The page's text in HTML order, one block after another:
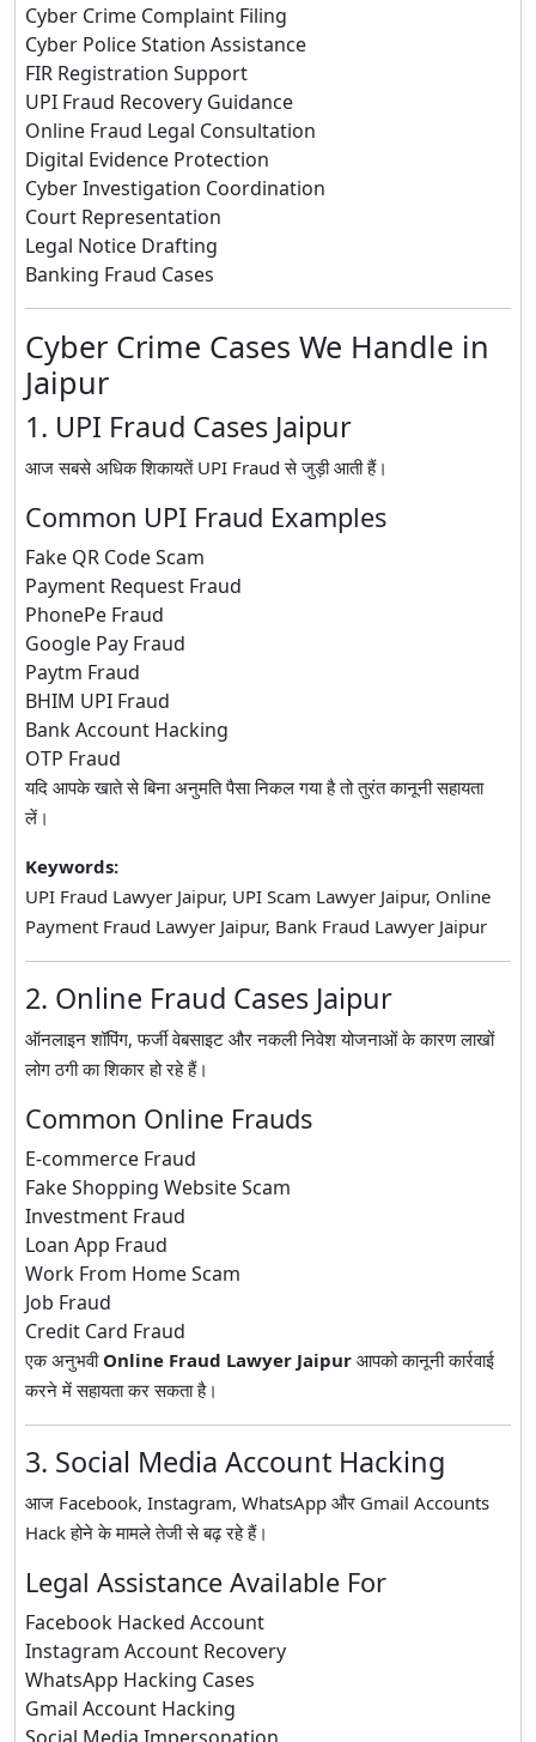
Cyber Crime Complaint Filing
Cyber Police Station Assistance
FIR Registration Support
UPI Fraud Recovery Guidance
Online Fraud Legal Consultation
Digital Evidence Protection
Cyber Investigation Coordination
Court Representation
Legal Notice Drafting
Banking Fraud Cases
Cyber Crime Cases We Handle in
Jaipur
1. UPI Fraud Cases Jaipur
आज सबसे अधिक शिकायतें UPI Fraud से जुड़ी आती हैं।
Common UPI Fraud Examples
Fake QR Code Scam
Payment Request Fraud
PhonePe Fraud
Google Pay Fraud
Paytm Fraud
BHIM UPI Fraud
Bank Account Hacking
OTP Fraud
यदि आपके खाते से बिना अनुमति पैसा निकल गया है तो तुरंत कानूनी सहायता
लें।
Keywords:
UPI Fraud Lawyer Jaipur, UPI Scam Lawyer Jaipur, Online
Payment Fraud Lawyer Jaipur, Bank Fraud Lawyer Jaipur
2. Online Fraud Cases Jaipur
ऑनलाइन शॉपिंग, फर्जी वेबसाइट और नकली निवेश योजनाओं के कारण लाखों
लोग ठगी का शिकार हो रहे हैं।
Common Online Frauds
E-commerce Fraud
Fake Shopping Website Scam
Investment Fraud
Loan App Fraud
Work From Home Scam
Job Fraud
Credit Card Fraud
एक अनुभवी Online Fraud Lawyer Jaipur आपको कानूनी कार्रवाई
करने में सहायता कर सकता है।
3. Social Media Account Hacking
आज Facebook, Instagram, WhatsApp और Gmail Accounts
Hack होने के मामले तेजी से बढ़ रहे हैं।
Legal Assistance Available For
Facebook Hacked Account
Instagram Account Recovery
WhatsApp Hacking Cases
Gmail Account Hacking